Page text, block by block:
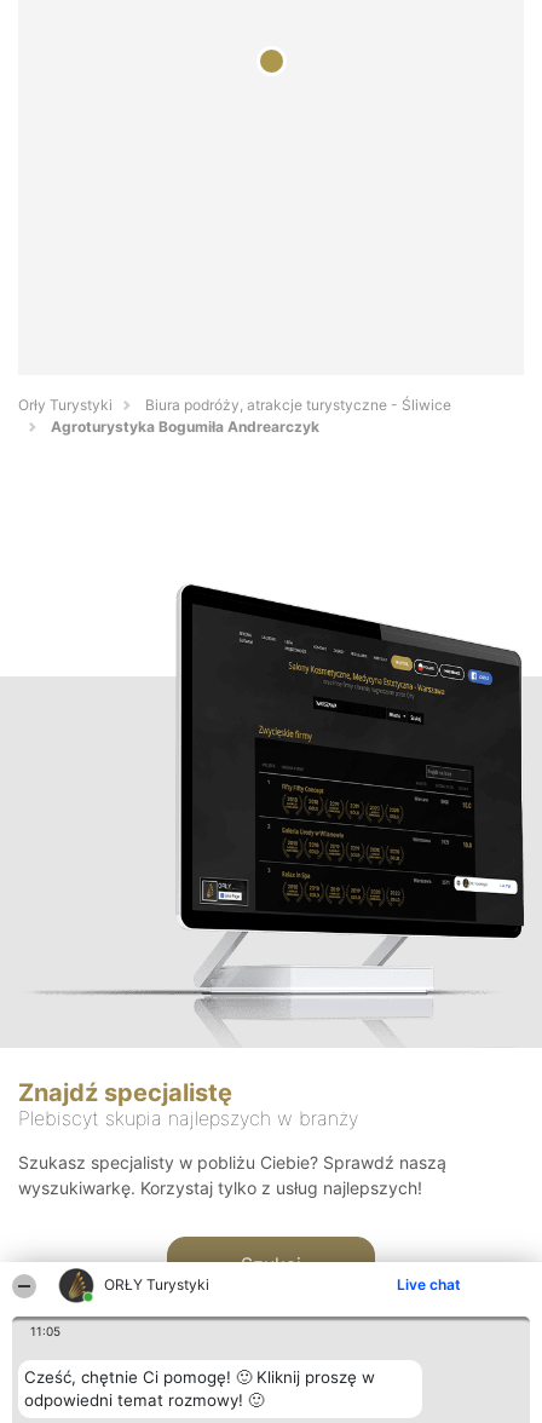
ORŁY Turystyki Live chat
11:05
Cześć, chętnie Ci pomogę! 🙂 Kliknij proszę w
odpowiedni temat rozmowy! 🙂
Orły Turystyki
Biura podróży, atrakcje turystyczne - Śliwice
Agroturystyka Bogumiła Andrearczyk
Znajdź specjalistę
Plebiscyt skupia najlepszych w branży
Szukasz specjalisty w pobliżu Ciebie? Sprawdź naszą
wyszukiwarkę. Korzystaj tylko z usług najlepszych!
Szukaj